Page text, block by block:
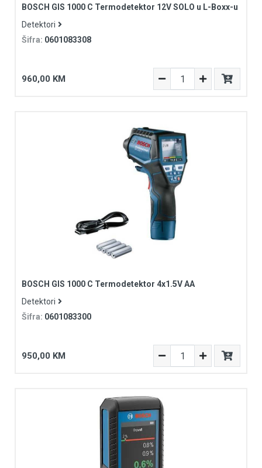
BOSCH GIS 1000 C Termodetektor 12V SOLO u L-Boxx-u
Detektori
Šifra: 0601083308
960,00 KM
BOSCH GIS 1000 C Termodetektor 4x1.5V AA
Detektori
Šifra: 0601083300
950,00 KM